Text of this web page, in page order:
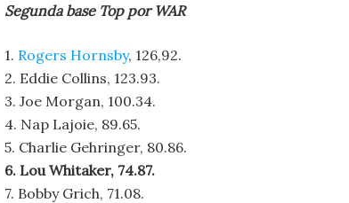
Segunda base Top por WAR
1. Rogers Hornsby, 126,92.
2. Eddie Collins, 123.93.
3. Joe Morgan, 100.34.
4. Nap Lajoie, 89.65.
5. Charlie Gehringer, 80.86.
6. Lou Whitaker, 74.87.
7. Bobby Grich, 71.08.